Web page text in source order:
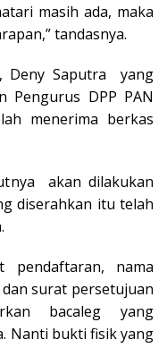
masih ada, maka
tandasnya.
Deny Saputra yang
Pengurus DPP PAN
menerima berkas
akan dilakukan
diserahkan itu telah
pendaftaran, nama
surat persetujuan
bacaleg yang
Nanti bukti fisik yang